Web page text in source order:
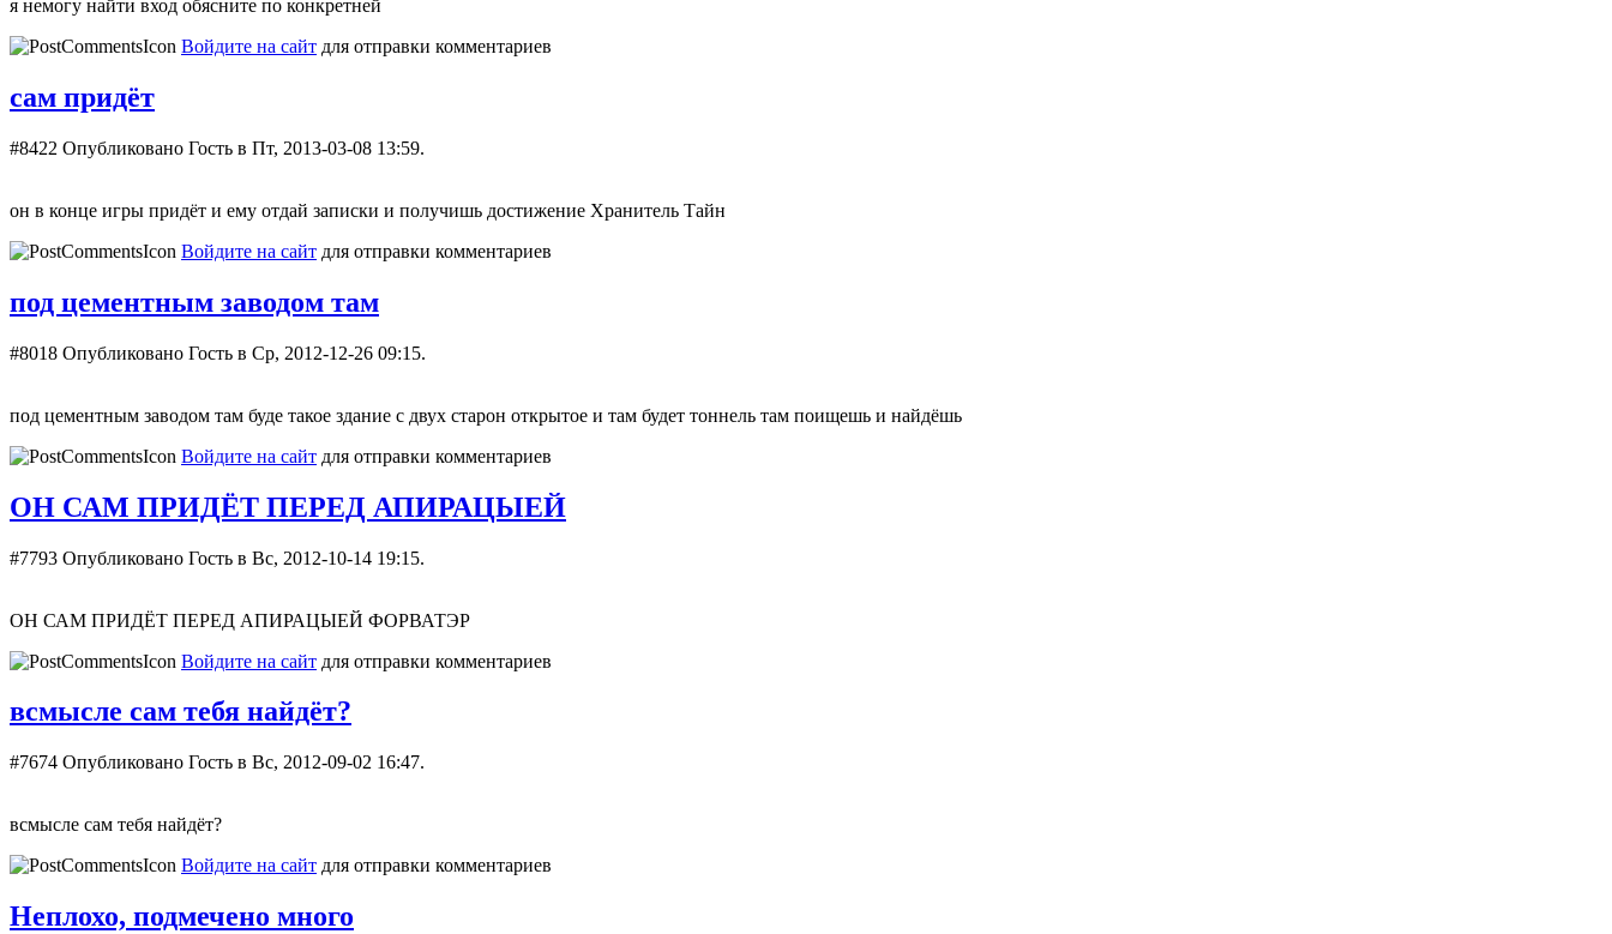
я немогу найти вход обясните по конкретней
Войдите на сайт для отправки комментариев
сам придёт
#8422 Опубликовано Гость в Пт, 2013-03-08 13:59.
он в конце игры придёт и ему отдай записки и получишь достижение Хранитель Тайн
Войдите на сайт для отправки комментариев
под цементным заводом там
#8018 Опубликовано Гость в Ср, 2012-12-26 09:15.
под цементным заводом там буде такое здание с двух старон открытое и там будет тоннель там поищешь и найдёшь
Войдите на сайт для отправки комментариев
ОН САМ ПРИДЁТ ПЕРЕД АПИРАЦЫЕЙ
#7793 Опубликовано Гость в Вс, 2012-10-14 19:15.
ОН САМ ПРИДЁТ ПЕРЕД АПИРАЦЫЕЙ ФОРВАТЭР
Войдите на сайт для отправки комментариев
всмысле сам тебя найдёт?
#7674 Опубликовано Гость в Вс, 2012-09-02 16:47.
всмысле сам тебя найдёт?
Войдите на сайт для отправки комментариев
Неплохо, подмечено много